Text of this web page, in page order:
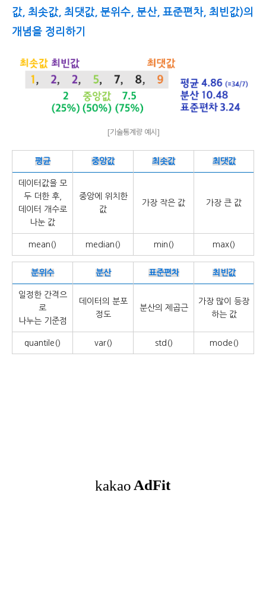
값, 최솟값, 최댓값, 분위수, 분산, 표준편차, 최빈값)의
개념을 정리 하기
[기술통계량 예시]
평균 중앙값 최솟값 최댓값
데이터값을 모
두 더한 후,
데이터 개수로
나눈 값
중앙에 위치한
값
가장 작은 값 가장 큰 값
mean() median() min() max()
분위수 분산 표준편차 최빈값
일정한 간격으
로
나누는 기준점
데이터의 분포
정도
분산의 제곱근
가장 많이 등장
하는 값
quantile() var() std() mode()